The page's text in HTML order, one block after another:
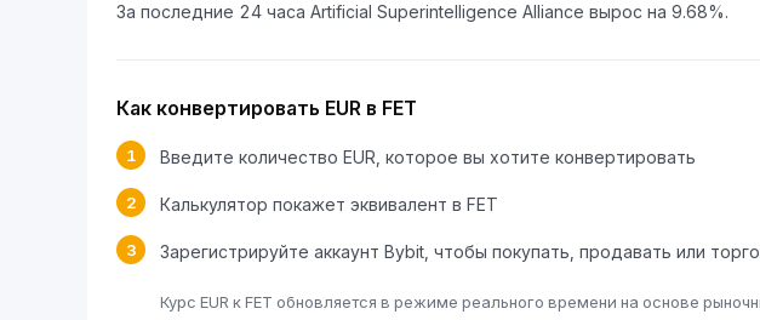
За последние 24 часа Artificial Superintelligence Alliance вырос на 9.68%.
Как конвертировать EUR в FET
1 Введите количество EUR, которое вы хотите конвертировать
2 Калькулятор покажет эквивалент в FET
3 Зарегистрируйте аккаунт Bybit, чтобы покупать, продавать или
Курс EUR к FET обновляется в режиме реального времени на основе